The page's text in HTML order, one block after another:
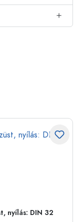
nyílás: DIN 32